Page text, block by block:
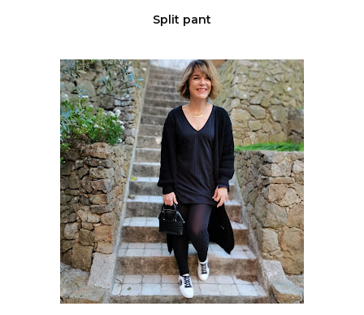
Split pant